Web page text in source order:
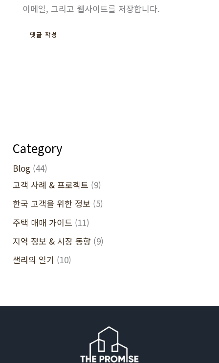
이메일, 그리고 웹사이트를 저장합니다.
Category
Blog (44)
고객 사례 & 프로젝트 (9)
한국 고객을 위한 정보 (5)
주택 매매 가이드 (11)
지역 정보 & 시장 동향 (9)
샐리의 일기 (10)